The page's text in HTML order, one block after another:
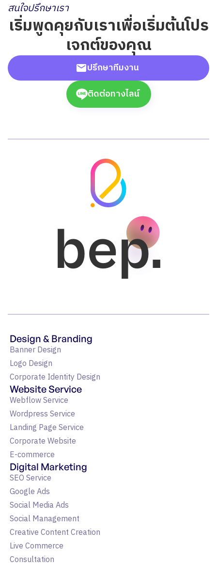
สนใจปรึกษาเรา
เริ่มพูดคุยกับเราเพื่อเริ่มต้นโปร
เจกต์ของคุณ
ปรึกษาทีมงาน
ติดต่อทางไลน์
bep.
Design & Branding
Banner Design
Logo Design
Corporate Identity Design
Website Service
Webflow Service
Wordpress Service
Landing Page Service
Corporate Website
E-commerce
Digital Marketing
SEO Service
Google Ads
Social Media Ads
Social Management
Creative Content Creation
Live Commerce
Consultation